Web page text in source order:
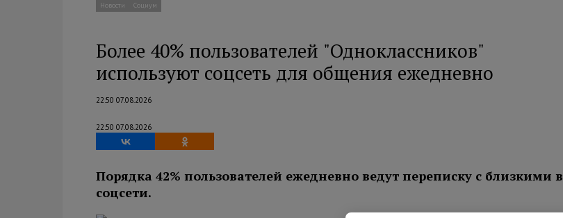
Новости Социум
Более 40% пользователей "Одноклассников"
используют соцсеть для общения ежедневно
22:50 07.08.2026
22:50 07.08.2026
Порядка 42% пользователей ежедневно ведут переписку с близкими в
соцсети.